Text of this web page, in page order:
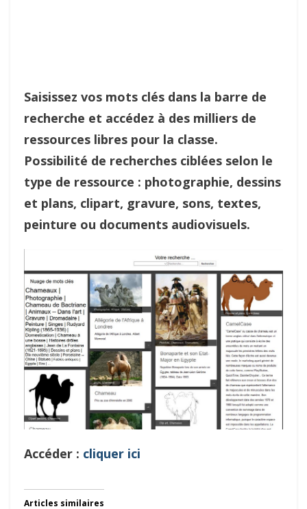
Saisissez vos mots clés dans la barre de
recherche et accédez à des milliers de
ressources libres pour la classe.
Possibilité de recherches ciblées selon le
type de ressource : photographie, dessins
et plans, clipart, gravure, sons, textes,
peinture ou documents audiovisuels.
Accéder : cliquer ici
Articles similaires